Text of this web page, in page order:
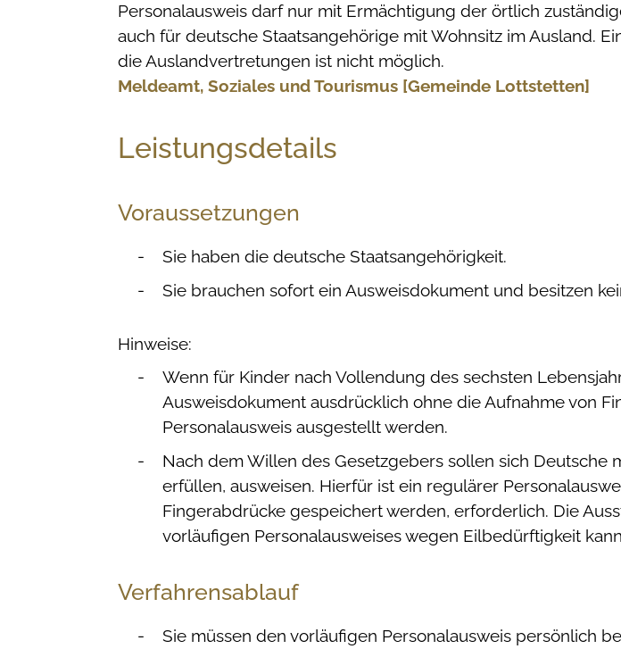
Personalausweis darf nur mit Ermächtigung der örtlich
auch für deutsche Staatsangehörige mit Wohnsitz im Ausland.
die Auslandvertretungen ist nicht möglich.
Meldeamt, Soziales und Tourismus [Gemeinde Lottstetten]
Leistungsdetails
Voraussetzungen
Sie haben die deutsche Staatsangehörigkeit.
Sie brauchen sofort ein Ausweisdokument und besitzen
Hinweise:
Wenn für Kinder nach Vollendung des sechsten
Ausweisdokument ausdrücklich ohne die Aufnahme von
Personalausweis ausgestellt werden.
Nach dem Willen des Gesetzgebers sollen sich
erfüllen, ausweisen. Hierfür ist ein regulärer
Fingerabdrücke gespeichert werden, erforderlich. Die
vorläufigen Personalausweises wegen Eilbedürftigkeit
Verfahrensablauf
Sie müssen den vorläufigen Personalausweis persönlich